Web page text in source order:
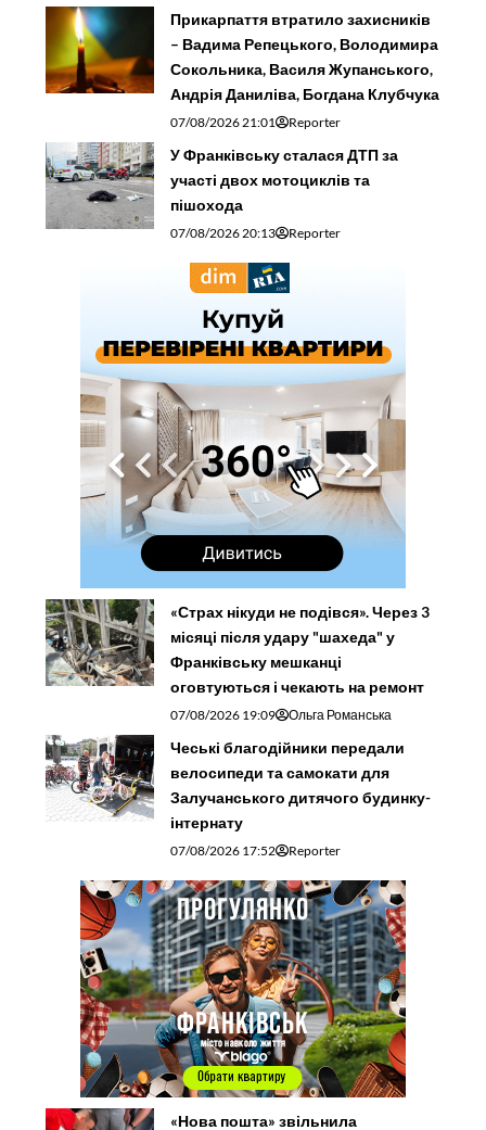
Прикарпаття втратило захисників
– Вадима Репецького, Володимира
Сокольника, Василя Жупанського,
Андрія Даниліва, Богдана Клубчука
07/08/2026 21:01 Reporter
У Франківську сталася ДТП за
участі двох мотоциклів та
пішохода
07/08/2026 20:13 Reporter
«Страх нікуди не подівся». Через 3
місяці після удару "шахеда" у
Франківську мешканці
оговтуються і чекають на ремонт
07/08/2026 19:09 Ольга Романська
Чеські благодійники передали
велосипеди та самокати для
Залучанського дитячого будинку-
інтернату
07/08/2026 17:52 Reporter
«Нова пошта» звільнила